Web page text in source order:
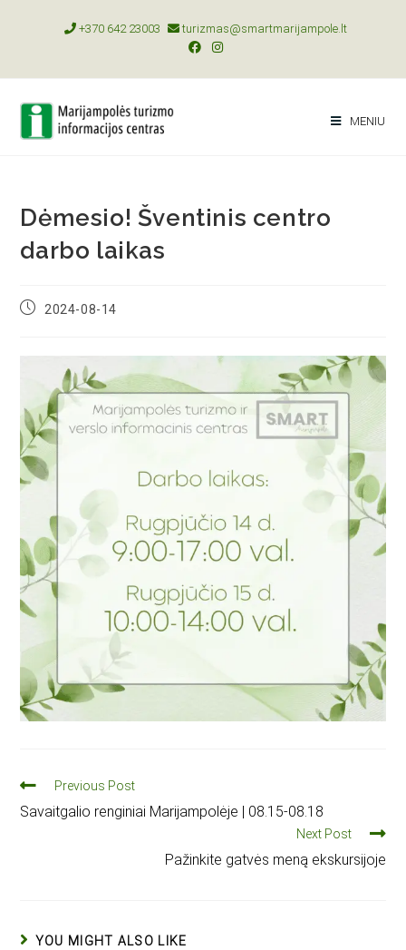
+370 642 23003 turizmas@smartmarijampole.lt
MENIU
Dėmesio! Šventinis centro
darbo laikas
2024-08-14
Previous Post
Savaitgalio renginiai Marijampolėje | 08.15-08.18
Next Post
Pažinkite gatvės meną ekskursijoje
YOU MIGHT ALSO LIKE